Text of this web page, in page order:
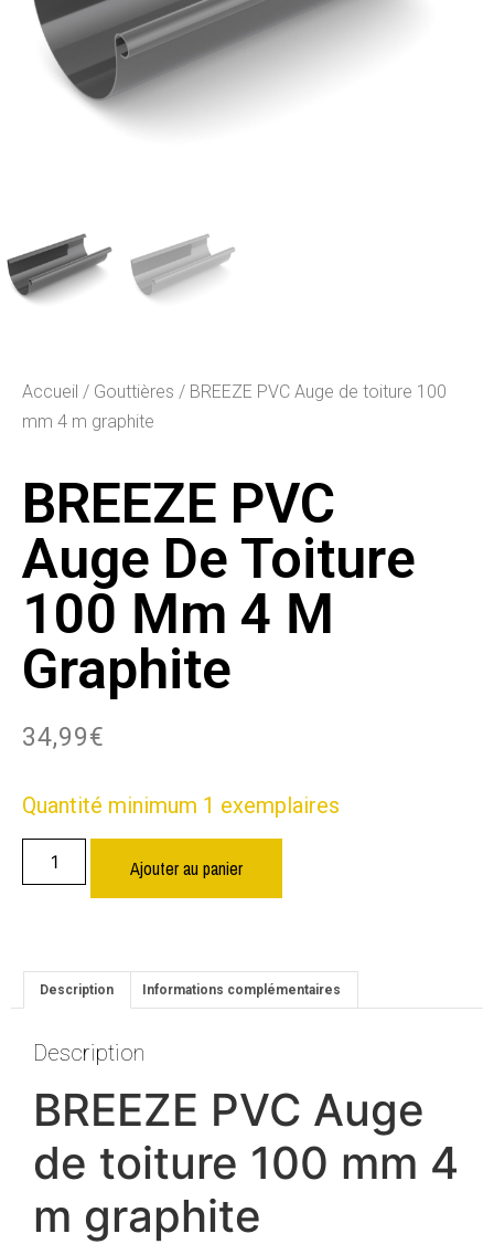
Accueil / Gouttières / BREEZE PVC Auge de toiture 100
mm 4 m graphite
BREEZE PVC
Auge De Toiture
100 Mm 4 M
Graphite
34,99€
Quantité minimum 1 exemplaires
Ajouter au panier
Description Informations complémentaires
Description
BREEZE PVC Auge
de toiture 100 mm 4
m graphite